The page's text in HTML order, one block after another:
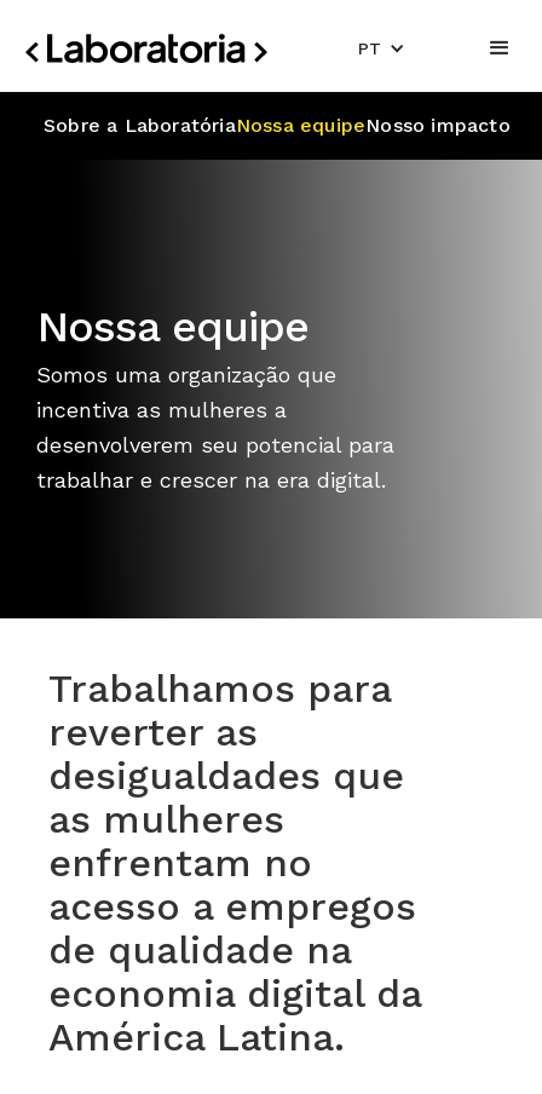
PT
Sobre a LaboratóriaNossa equipeNosso impacto
Nossa equipe
Somos uma organização que
incentiva as mulheres a
desenvolverem seu potencial para
trabalhar e crescer na era digital.
Trabalhamos para
reverter as
desigualdades que
as mulheres
enfrentam no
acesso a empregos
de qualidade na
economia digital da
América Latina.